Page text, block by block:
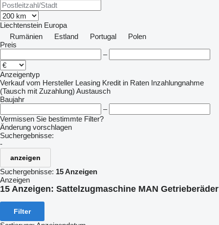
Liechtenstein Europa
Rumänien
Estland Portugal
Polen
Preis
–
Anzeigentyp
Verkauf vom Hersteller Leasing Kredit in Raten Inzahlungnahme
(Tausch mit Zuzahlung) Austausch
Baujahr
–
Vermissen Sie bestimmte Filter?
Änderung vorschlagen
Suchergebnisse:
-
anzeigen
Suchergebnisse: 15 Anzeigen
Anzeigen
15 Anzeigen: Sattelzugmaschine MAN Getrieberäder
Filter